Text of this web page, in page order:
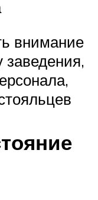
внимание